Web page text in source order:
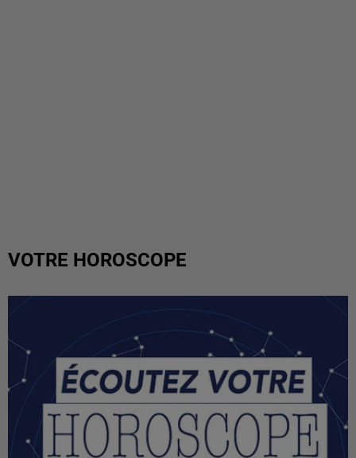
VOTRE HOROSCOPE